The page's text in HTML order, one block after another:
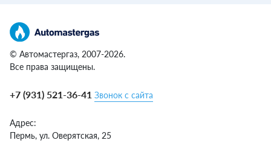
© Автомастергаз, 2007-2026.
Все права защищены.
+7 (931) 521-36-41 Звонок с сайта
Адрес:
Пермь, ул. Оверятская, 25